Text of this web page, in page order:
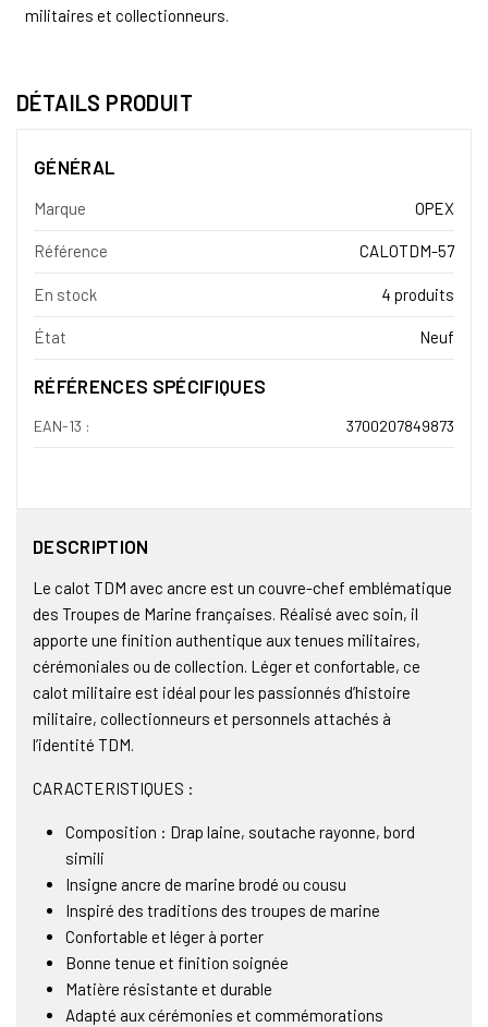
militaires et collectionneurs.
DÉTAILS PRODUIT
GÉNÉRAL
Marque OPEX
Référence CALOTDM-57
En stock 4 produits
État Neuf
RÉFÉRENCES SPÉCIFIQUES
EAN-13 : 3700207849873
DESCRIPTION
Le calot TDM avec ancre est un couvre-chef emblématique
des Troupes de Marine françaises. Réalisé avec soin, il
apporte une finition authentique aux tenues militaires,
cérémoniales ou de collection. Léger et confortable, ce
calot militaire est idéal pour les passionnés d’histoire
militaire, collectionneurs et personnels attachés à
l’identité TDM.
CARACTERISTIQUES :
Composition : Drap laine, soutache rayonne, bord
simili
Insigne ancre de marine brodé ou cousu
Inspiré des traditions des troupes de marine
Confortable et léger à porter
Bonne tenue et finition soignée
Matière résistante et durable
Adapté aux cérémonies et commémorations